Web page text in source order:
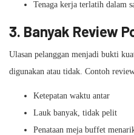
Tenaga kerja terlatih dalam
3. Banyak Review
Ulasan pelanggan menjadi bukti
digunakan atau tidak. Contoh
Ketepatan waktu antar
Lauk banyak, tidak pelit
Penataan meja buffet